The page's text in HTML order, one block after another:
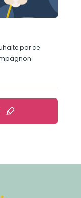
par ce